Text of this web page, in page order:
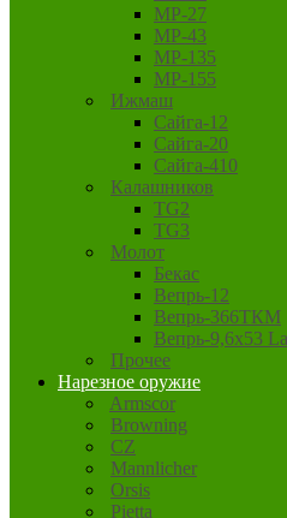
MP-27
MP-43
MP-135
MP-155
Ижмаш
Сайга-12
Сайга-20
Сайга-410
Калашников
TG2
TG3
Молот
Бекас
Вепрь-12
Вепрь-366ТКМ
Вепрь-9,6х53
Прочее
Нарезное оружие
Armscor
Browning
CZ
Mannlicher
Orsis
Pietta